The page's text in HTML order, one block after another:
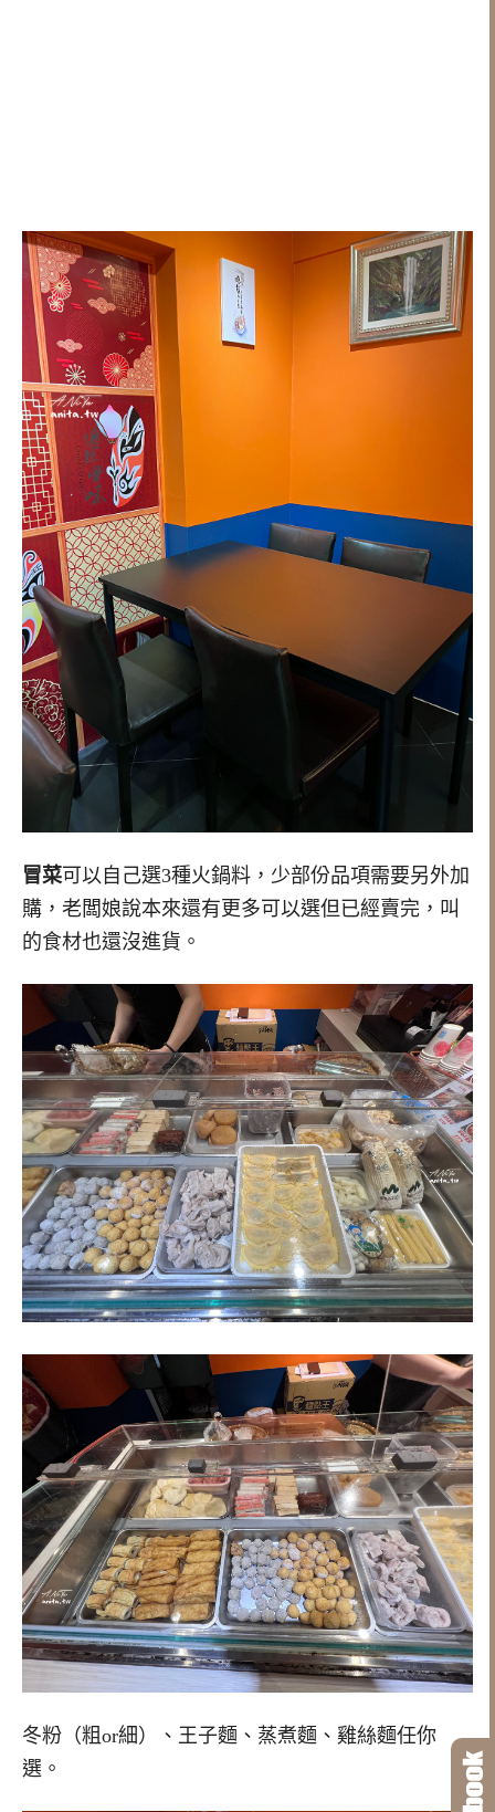
冒菜可以自己選3種火鍋料，少部份品項需要另外加
購，老闆娘說本來還有更多可以選但已經賣完，叫
的食材也還沒進貨。
冬粉（粗or細）、王子麵、蒸煮麵、雞絲麵任你
選。